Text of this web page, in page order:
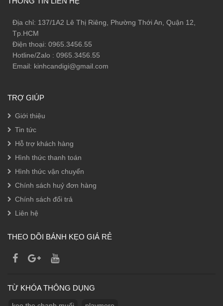
Địa chỉ: 137/1A2 Lê Thị Riêng, Phường Thới An, Quận 12,
Tp.HCM
Điện thoại: 0965.3456.55
Hotline/Zalo : 0965.3456.55
Email: kinhcandigi@gmail.com
TRỢ GIÚP
Giới thiệu
Tin tức
Hỗ trợ khách hàng
Hình thức thanh toán
Hình thức vận chuyển
Chính sách huỷ đơn hàng
Chính sách đổi trả
Liên hệ
THEO DÕI BÁNH KẸO GIÁ RẺ
TỪ KHÓA THÔNG DỤNG